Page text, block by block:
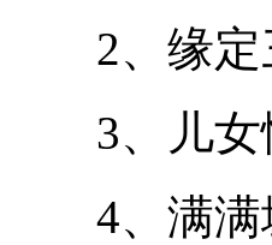
2、缘
3、儿
4、满